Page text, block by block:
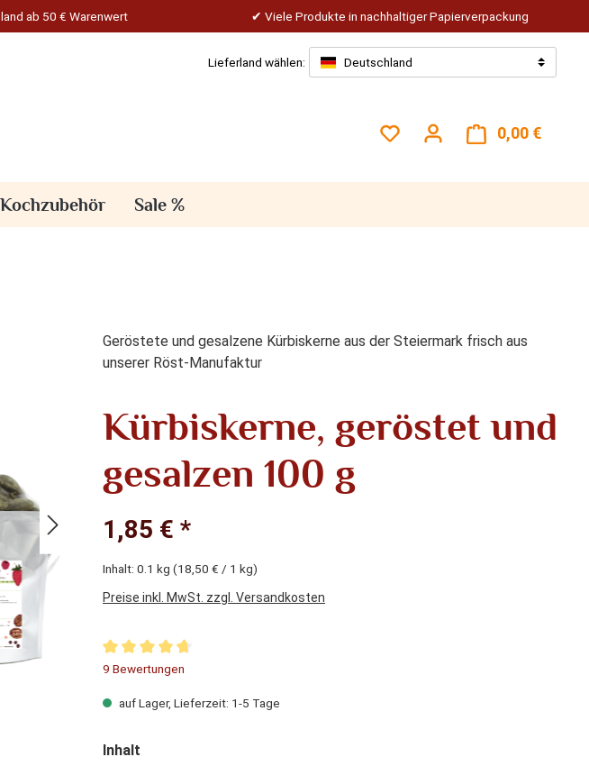
ab 50 € Warenwert Viele Produkte in nachhaltiger Papierverpackung
Lieferland wählen: Deutschland
Du hast 0 Produkte auf
0,00 €
Kochzubehör Sale %
Geröstete und gesalzene Kürbiskerne aus der Steiermark frisch aus
unserer Röst-Manufaktur
Kürbiskerne, geröstet und
gesalzen 100 g
1,85 € *
Inhalt: 0.1 kg (18,50 € / 1 kg)
Preise inkl. MwSt. zzgl. Versandkosten
Durchschnittliche Bewertung von 4.83 von 5 Sternen
9 Bewertungen
auf Lager, Lieferzeit: 1-5 Tage
Inhalt